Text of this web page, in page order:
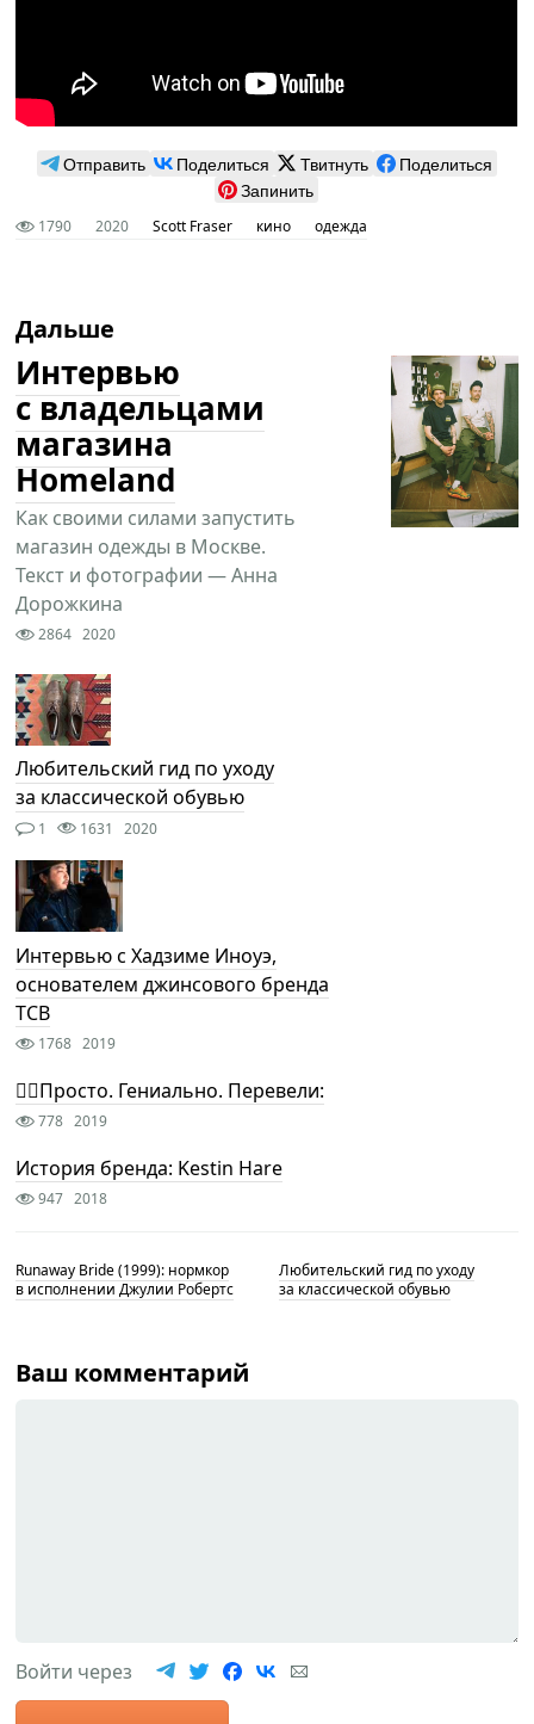
Отправить Поделиться Твитнуть
Поделиться
Запинить
1790 2020 Scott Fraser кино одежда
Дальше
Интервью
с владельцами
магазина
Homeland
Как своими силами запустить
магазин одежды в Москве.
Текст и фотографии — Анна
Дорожкина
2864 2020
Любительский гид по уходу
за классической обувью
1 1631 2020
Интервью с Хадзиме Иноуэ,
основателем джинсового бренда
TCB
1768 2019
🤦‍♂️Просто. Гениально. Перевели:
778 2019
История бренда: Kestin Hare
947 2018
Runaway Bride (1999): нормкор
в исполнении Джулии Робертс
Любительский гид по уходу
за классической обувью
Ваш комментарий
Войти через